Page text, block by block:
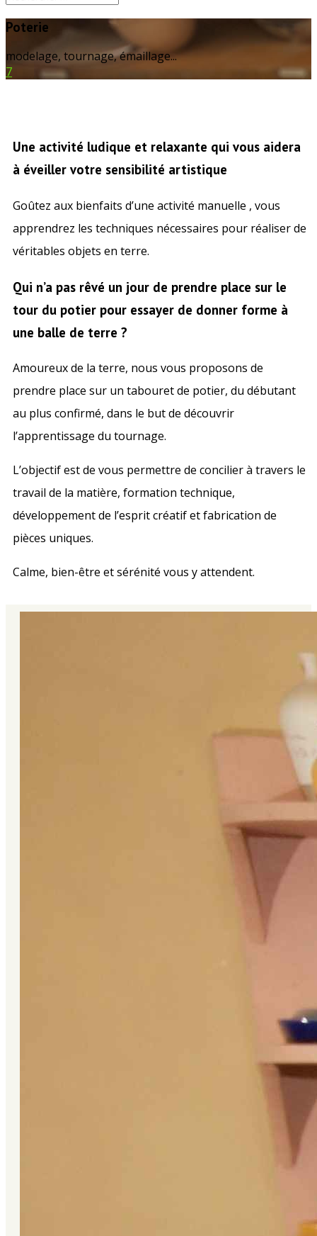
Poterie
modelage, tournage, émaillage...
7
Une activité ludique et relaxante qui vous aidera
à éveiller votre sensibilité artistique
Goûtez aux bienfaits d’une activité manuelle , vous
apprendrez les techniques nécessaires pour réaliser de
véritables objets en terre.
Qui n’a pas rêvé un jour de prendre place sur le
tour du potier pour essayer de donner forme à
une balle de terre ?
Amoureux de la terre, nous vous proposons de
prendre place sur un tabouret de potier, du débutant
au plus confirmé, dans le but de découvrir
l’apprentissage du tournage.
L’objectif est de vous permettre de concilier à travers le
travail de la matière, formation technique,
développement de l’esprit créatif et fabrication de
pièces uniques.
Calme, bien-être et sérénité vous y attendent.